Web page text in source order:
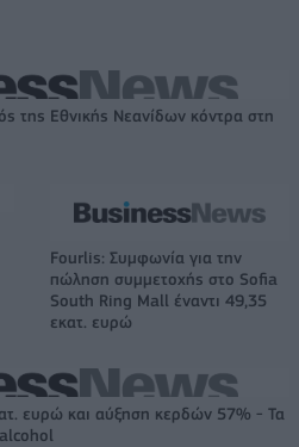
της Εθνικής Νεανίδων κόντρα στη
Fourlis: Συμφωνία για την
πώληση συμμετοχής στο Sofia
South Ring Mall έναντι 49,35
εκατ. ευρώ
ευρώ και αύξηση κερδών 57% - Τα